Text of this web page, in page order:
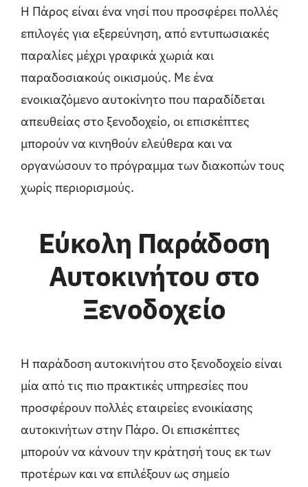
Η Πάρος είναι ένα νησί που προσφέρει πολλές
επιλογές για εξερεύνηση, από εντυπωσιακές
παραλίες μέχρι γραφικά χωριά και
παραδοσιακούς οικισμούς. Με ένα
ενοικιαζόμενο αυτοκίνητο που παραδίδεται
απευθείας στο ξενοδοχείο, οι επισκέπτες
μπορούν να κινηθούν ελεύθερα και να
οργανώσουν το πρόγραμμα των διακοπών τους
χωρίς περιορισμούς.
Εύκολη Παράδοση
Αυτοκινήτου στο
Ξενοδοχείο
Η παράδοση αυτοκινήτου στο ξενοδοχείο είναι
μία από τις πιο πρακτικές υπηρεσίες που
προσφέρουν πολλές εταιρείες ενοικίασης
αυτοκινήτων στην Πάρο. Οι επισκέπτες
μπορούν να κάνουν την κράτησή τους εκ των
προτέρων και να επιλέξουν ως σημείο